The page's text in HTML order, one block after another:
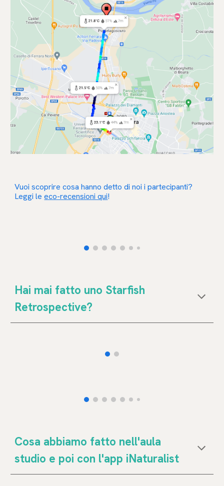
Vuoi scoprire cosa hanno detto di noi i partecipanti?
Leggi leeco-recensioni qui!
Hai mai fatto uno Starfish
Retrospective?
Cosa abbiamo fatto nell'aula
studio e poi con l'app iNaturalist